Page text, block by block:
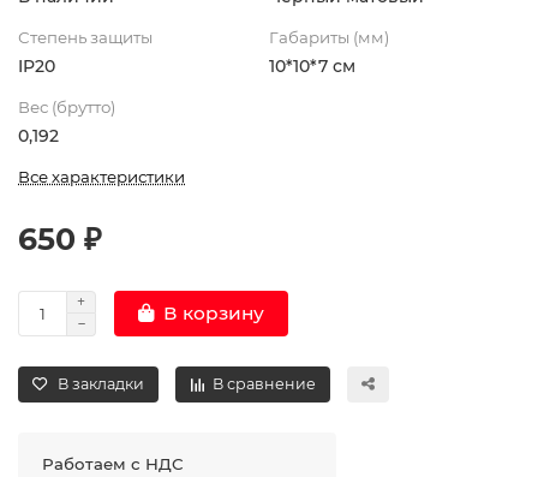
Степень защиты
IP20
Габариты (мм)
10*10*7 см
Вес (брутто)
0,192
Все характеристики
650 ₽
В корзину
В закладки В сравнение
Работаем с НДС